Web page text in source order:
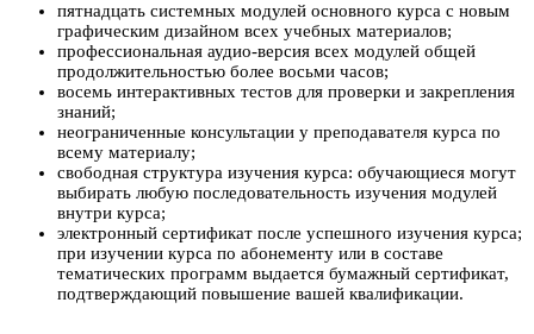
пятнадцать системных модулей основного курса с новым
графическим дизайном всех учебных материалов;
профессиональная аудио-версия всех модулей общей
продолжительностью более восьми часов;
восемь интерактивных тестов для проверки и закрепления
знаний;
неограниченные консультации у преподавателя курса по
всему материалу;
свободная структура изучения курса: обучающиеся могут
выбирать любую последовательность изучения модулей
внутри курса;
электронный сертификат после успешного изучения курса;
при изучении курса по абонементу или в составе
тематических программ выдается бумажный сертификат,
подтверждающий повышение вашей квалификации.